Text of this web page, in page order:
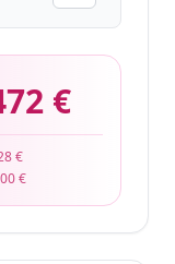
€
€
€